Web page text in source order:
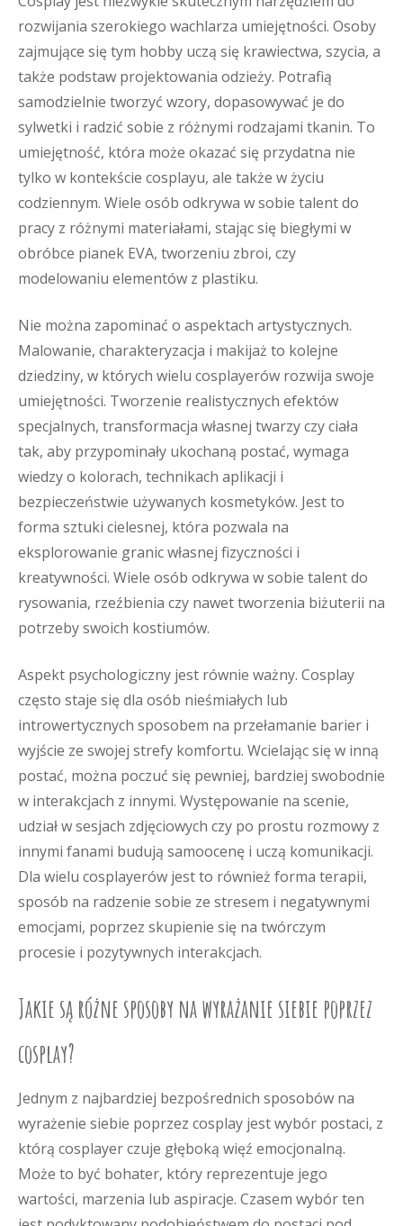
rozwijania szerokiego wachlarza umiejętności. Osoby
zajmujące się tym hobby uczą się krawiectwa, szycia, a
także podstaw projektowania odzieży. Potrafią
samodzielnie tworzyć wzory, dopasowywać je do
sylwetki i radzić sobie z różnymi rodzajami tkanin. To
umiejętność, która może okazać się przydatna nie
tylko w kontekście cosplayu, ale także w życiu
codziennym. Wiele osób odkrywa w sobie talent do
pracy z różnymi materiałami, stając się biegłymi w
obróbce pianek EVA, tworzeniu zbroi, czy
modelowaniu elementów z plastiku.
Nie można zapominać o aspektach artystycznych.
Malowanie, charakteryzacja i makijaż to kolejne
dziedziny, w których wielu cosplayerów rozwija swoje
umiejętności. Tworzenie realistycznych efektów
specjalnych, transformacja własnej twarzy czy ciała
tak, aby przypominały ukochaną postać, wymaga
wiedzy o kolorach, technikach aplikacji i
bezpieczeństwie używanych kosmetyków. Jest to
forma sztuki cielesnej, która pozwala na
eksplorowanie granic własnej fizyczności i
kreatywności. Wiele osób odkrywa w sobie talent do
rysowania, rzeźbienia czy nawet tworzenia biżuterii na
potrzeby swoich kostiumów.
Aspekt psychologiczny jest równie ważny. Cosplay
często staje się dla osób nieśmiałych lub
introwertycznych sposobem na przełamanie barier i
wyjście ze swojej strefy komfortu. Wcielając się w inną
postać, można poczuć się pewniej, bardziej swobodnie
w interakcjach z innymi. Występowanie na scenie,
udział w sesjach zdjęciowych czy po prostu rozmowy z
innymi fanami budują samoocenę i uczą komunikacji.
Dla wielu cosplayerów jest to również forma terapii,
sposób na radzenie sobie ze stresem i negatywnymi
emocjami, poprzez skupienie się na twórczym
procesie i pozytywnych interakcjach.
Jakie są różne sposoby na wyrażanie siebie poprzez
cosplay?
Jednym z najbardziej bezpośrednich sposobów na
wyrażenie siebie poprzez cosplay jest wybór postaci, z
którą cosplayer czuje głęboką więź emocjonalną.
Może to być bohater, który reprezentuje jego
wartości, marzenia lub aspiracje. Czasem wybór ten